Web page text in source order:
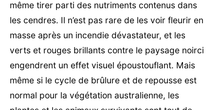
même tirer parti des nutriments contenus dans
les cendres. Il n’est pas rare de les voir fleurir en
masse après un incendie dévastateur, et les
verts et rouges brillants contre le paysage noirci
engendrent un effet visuel époustouflant. Mais
même si le cycle de brûlure et de repousse est
normal pour la végétation australienne, les